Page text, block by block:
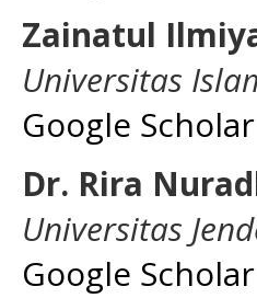
Zainatul
Universitas
Google Scholar
Dr. Rira
Universitas
Google Scholar